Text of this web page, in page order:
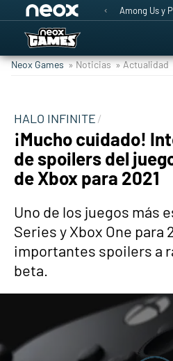
Among Us y
Neox Games » Noticias » Actualidad
HALO INFINITE
¡Mucho cuidado!
de spoilers del
de Xbox para 2021
Uno de los juegos más
Series y Xbox One para
importantes spoilers a
beta.